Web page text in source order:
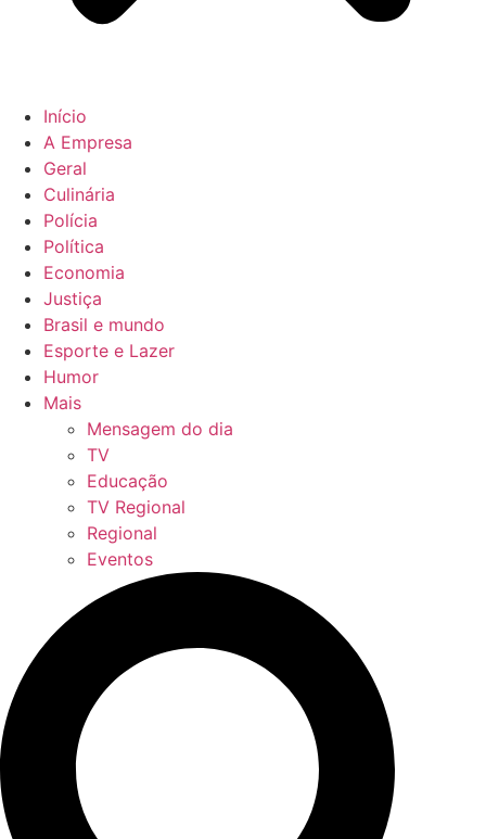
Início
A Empresa
Geral
Culinária
Polícia
Política
Economia
Justiça
Brasil e mundo
Esporte e Lazer
Humor
Mais
Mensagem do dia
TV
Educação
TV Regional
Regional
Eventos